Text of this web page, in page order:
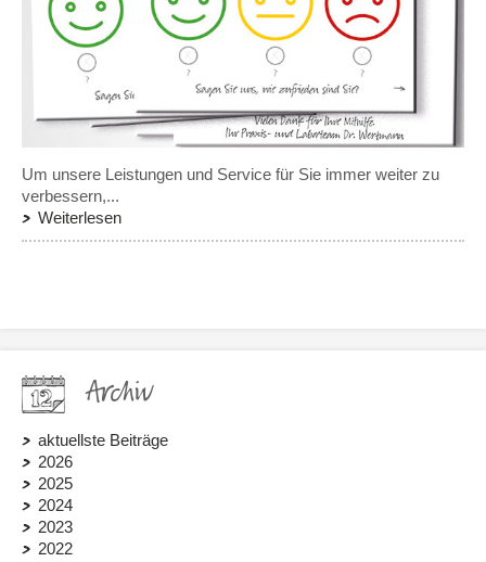
Um unsere Leistungen und Service für Sie immer weiter zu
verbessern,...
Weiterlesen
Archiv
aktuellste Beiträge
2026
2025
2024
2023
2022